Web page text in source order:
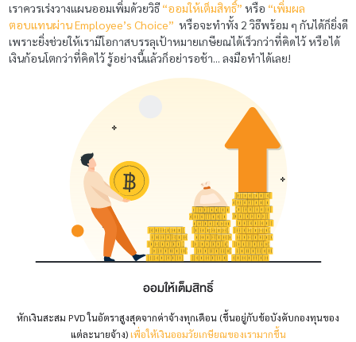
เราควรเร่งวางแผนออมเพิ่มด้วยวิธี “ออมให้เต็มสิทธิ์” หรือ “เพิ่มผล
ตอบแทนผ่าน Employee’s Choice” หรือจะทำทั้ง 2 วิธีพร้อม ๆ กันได้ก็ยิ่งดี
เพราะยิ่งช่วยให้เรามีโอกาสบรรลุเป้าหมายเกษียณได้เร็วกว่าที่คิดไว้ หรือได้
เงินก้อนโตกว่าที่คิดไว้ รู้อย่างนี้แล้วก็อย่ารอช้า... ลงมือทำได้เลย!
ออมให้เต็มสิทธิ์
หักเงินสะสม PVD ในอัตราสูงสุดจากค่าจ้างทุกเดือน (ขึ้นอยู่กับข้อบังคับกองทุนของ
แต่ละนายจ้าง) เพื่อให้เงินออมวัยเกษียณของเรามากขึ้น